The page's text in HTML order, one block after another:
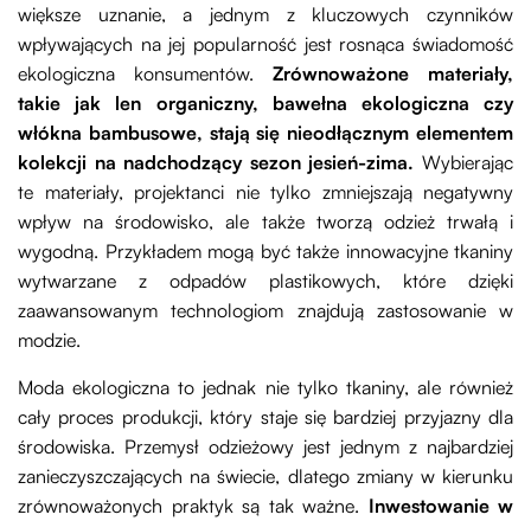
większe uznanie, a jednym z kluczowych czynników
wpływających na jej popularność jest rosnąca świadomość
ekologiczna konsumentów. Zrównoważone materiały,
takie jak len organiczny, bawełna ekologiczna czy
włókna bambusowe, stają się nieodłącznym elementem
kolekcji na nadchodzący sezon jesień-zima. Wybierając
te materiały, projektanci nie tylko zmniejszają negatywny
wpływ na środowisko, ale także tworzą odzież trwałą i
wygodną. Przykładem mogą być także innowacyjne tkaniny
wytwarzane z odpadów plastikowych, które dzięki
zaawansowanym technologiom znajdują zastosowanie w
modzie.
Moda ekologiczna to jednak nie tylko tkaniny, ale również
cały proces produkcji, który staje się bardziej przyjazny dla
środowiska. Przemysł odzieżowy jest jednym z najbardziej
zanieczyszczających na świecie, dlatego zmiany w kierunku
zrównoważonych praktyk są tak ważne. Inwestowanie w